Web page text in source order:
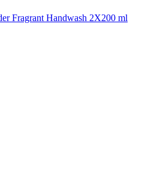
Fragrant Handwash 2X200 ml